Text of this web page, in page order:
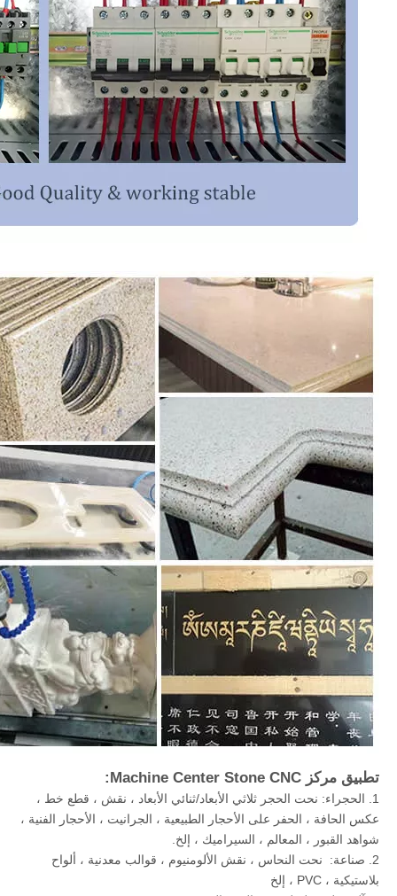
تطبيق مركز Machine Center Stone CNC:
1. الحجراء: نحت الحجر ثلاثي الأبعاد/ثنائي الأبعاد ، نقش ، قطع خط ،
عكس الحافة ، الحفر على الأحجار الطبيعية ، الجرانيت ، الأحجار الفنية ،
شواهد القبور ، المعالم ، السيراميك ، إلخ.
2. صناعة: نحت النحاس ، نقش الألومنيوم ، قوالب معدنية ، ألواح
بلاستيكية ، PVC ، إلخ